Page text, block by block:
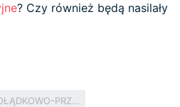
? Czy również będą nasilały
REFLUKS ŻOŁĄDKOWO-PRZEŁYKOWY